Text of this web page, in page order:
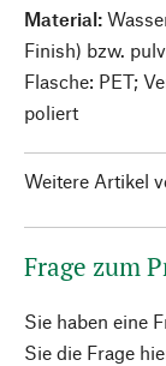
Material:
Finish) bzw.
Flasche: PET;
poliert
Weitere Artikel
Frage zum
Sie haben eine
Sie die Frage